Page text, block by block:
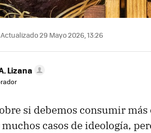
Actualizado 29 Mayo 2026, 13:26
Lizana
si debemos consumir
casos de ideología,